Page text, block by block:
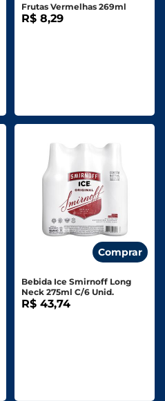
Frutas Vermelhas 269ml
R$ 8,29
Comprar
Bebida Ice Smirnoff Long
Neck 275ml C/6 Unid.
R$ 43,74